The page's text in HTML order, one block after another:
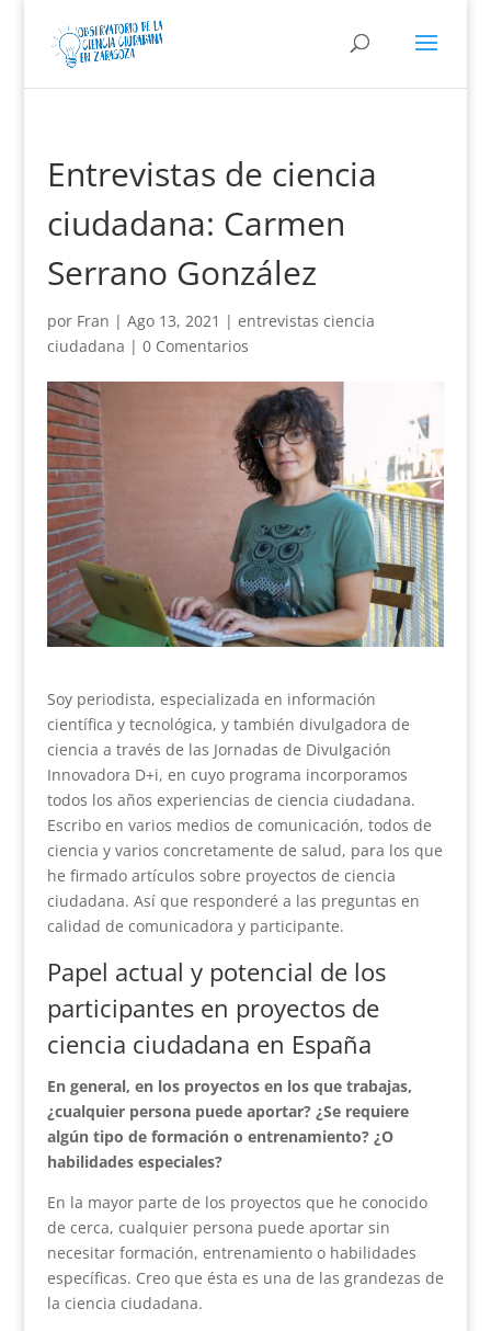
Entrevistas de ciencia
ciudadana: Carmen
Serrano González
por Fran | Ago 13, 2021 | entrevistas ciencia
ciudadana | 0 Comentarios
Soy periodista, especializada en información
científica y tecnológica, y también divulgadora de
ciencia a través de las Jornadas de Divulgación
Innovadora D+i, en cuyo programa incorporamos
todos los años experiencias de ciencia ciudadana.
Escribo en varios medios de comunicación, todos de
ciencia y varios concretamente de salud, para los que
he firmado artículos sobre proyectos de ciencia
ciudadana. Así que responderé a las preguntas en
calidad de comunicadora y participante.
Papel actual y potencial de los
participantes en proyectos de
ciencia ciudadana en España
En general, en los proyectos en los que trabajas,
¿cualquier persona puede aportar? ¿Se requiere
algún tipo de formación o entrenamiento? ¿O
habilidades especiales?
En la mayor parte de los proyectos que he conocido
de cerca, cualquier persona puede aportar sin
necesitar formación, entrenamiento o habilidades
específicas. Creo que ésta es una de las grandezas de
la ciencia ciudadana.